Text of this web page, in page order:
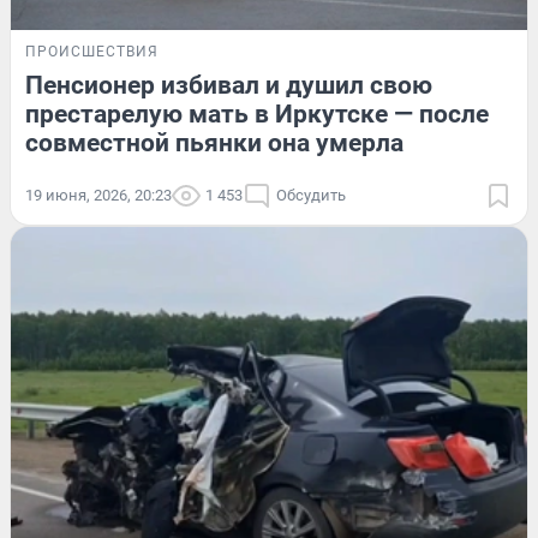
ПРОИСШЕСТВИЯ
Пенсионер избивал и душил свою
престарелую мать в Иркутске — после
совместной пьянки она умерла
19 июня, 2026, 20:23 1 453 Обсудить